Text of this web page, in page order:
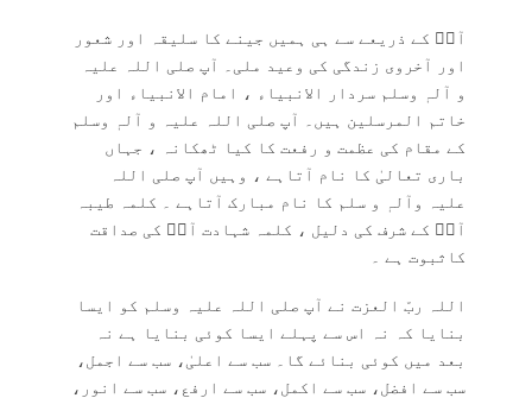
آپؐ کے ذریعے سے ہی ہمیں جینے کا سلیقہ اور شعور
اور آخروی زندگی کی وعید ملی۔ آپ صلی اللہ علیہ
و آلہٖ وسلم سردار الانبیاء ، امام الانبیاء اور
خاتم المرسلین ہیں۔ آپ صلی اللہ علیہ و آلہٖ وسلم
کے مقام کی عظمت و رفعت کا کیا ٹھکانہ ، جہاں
باری تعالیٰ کا نام آتاہے ، وہیں آپ صلی اللہ
علیہ وآلہٖ و سلم کا نام مبارک آتاہے ۔ کلمہ طیبہ
آپؐ کے شرف کی دلیل ، کلمہ شہادت آپؐ کی صداقت
کاثبوت ہے ۔
اللہ ربّ العزت نے آپ صلی اللہ علیہ وسلم کو ایسا
بنایا کہ نہ اس سے پہلے ایسا کوئی بنایا ہے نہ
بعد میں کوئی بنائے گا۔ سب سے اعلیٰ، سب سے اجمل،
سب سے افضل، سب سے اکمل، سب سے ارفع، سب سے انور،